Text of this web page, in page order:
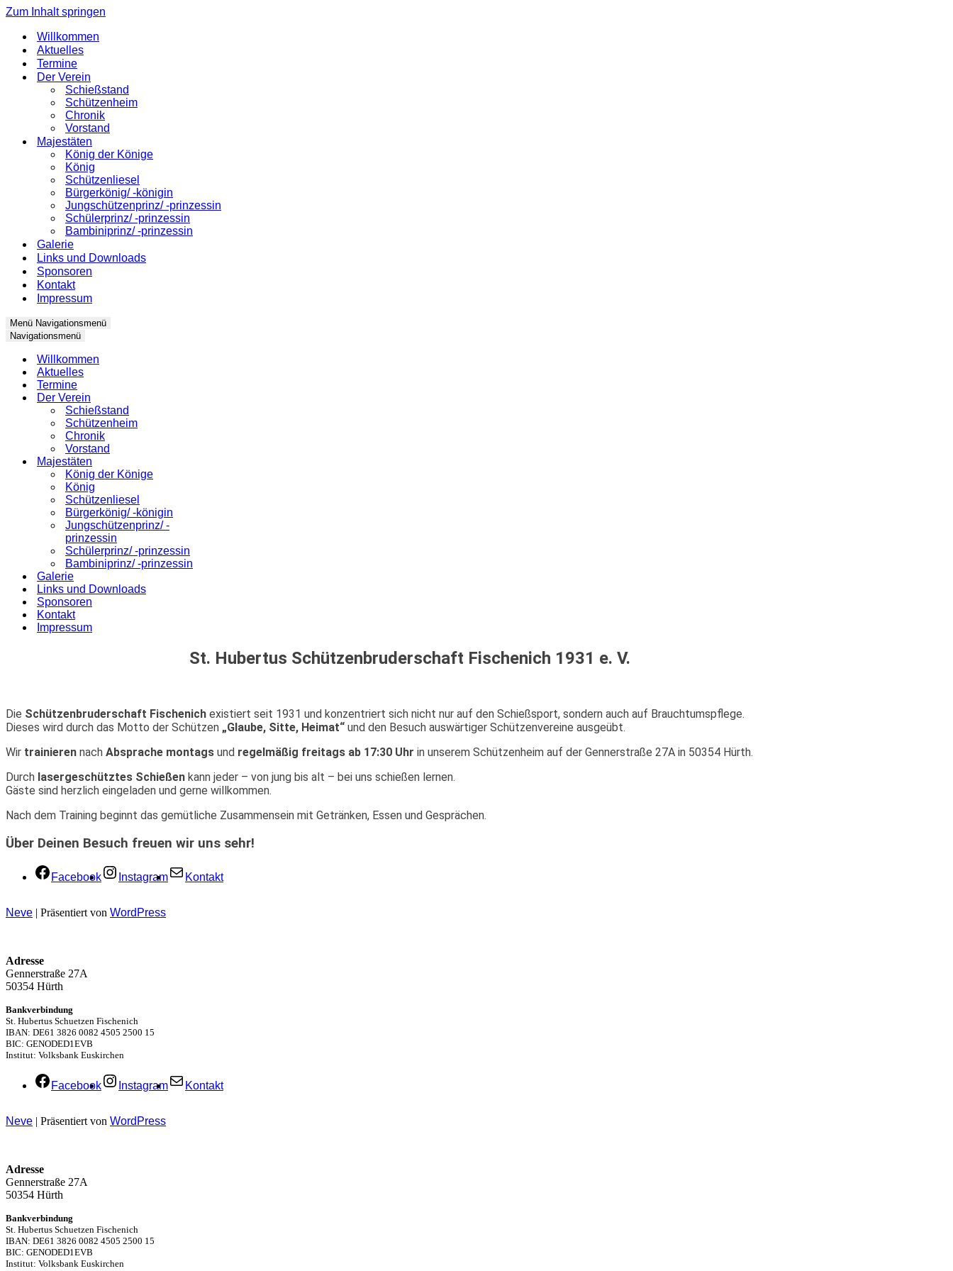
Zum Inhalt springen
Willkommen
Aktuelles
Termine
Der Verein
Schießstand
Schützenheim
Chronik
Vorstand
Majestäten
König der Könige
König
Schützenliesel
Bürgerkönig/ -königin
Jungschützenprinz/ -prinzessin
Schülerprinz/ -prinzessin
Bambiniprinz/ -prinzessin
Galerie
Links und Downloads
Sponsoren
Kontakt
Impressum
Menü Navigationsmenü
Navigationsmenü
Willkommen
Aktuelles
Termine
Der Verein
Schießstand
Schützenheim
Chronik
Vorstand
Majestäten
König der Könige
König
Schützenliesel
Bürgerkönig/ -königin
Jungschützenprinz/ -
prinzessin
Schülerprinz/ -prinzessin
Bambiniprinz/ -prinzessin
Galerie
Links und Downloads
Sponsoren
Kontakt
Impressum
St. Hubertus Schützenbruderschaft Fischenich 1931 e. V.
Die Schützenbruderschaft Fischenich existiert seit 1931 und konzentriert sich nicht nur auf den Schießsport, sondern auch auf Brauchtumspflege.
Dieses wird durch das Motto der Schützen „Glaube, Sitte, Heimat“ und den Besuch auswärtiger Schützenvereine ausgeübt.
Wir trainieren nach Absprache montags und regelmäßig freitags ab 17:30 Uhr in unserem Schützenheim auf der Gennerstraße 27A in 50354 Hürth.
Durch lasergeschütztes Schießen kann jeder – von jung bis alt – bei uns schießen lernen.
Gäste sind herzlich eingeladen und gerne willkommen.
Nach dem Training beginnt das gemütliche Zusammensein mit Getränken, Essen und Gesprächen.
Über Deinen Besuch freuen wir uns sehr!
Facebook Instagram Kontakt
Neve | Präsentiert von WordPress
Adresse
Gennerstraße 27A
50354 Hürth
Bankverbindung
St. Hubertus Schuetzen Fischenich
IBAN: DE61 3826 0082 4505 2500 15
BIC: GENODED1EVB
Institut: Volksbank Euskirchen
Facebook Instagram Kontakt
Neve | Präsentiert von WordPress
Adresse
Gennerstraße 27A
50354 Hürth
Bankverbindung
St. Hubertus Schuetzen Fischenich
IBAN: DE61 3826 0082 4505 2500 15
BIC: GENODED1EVB
Institut: Volksbank Euskirchen